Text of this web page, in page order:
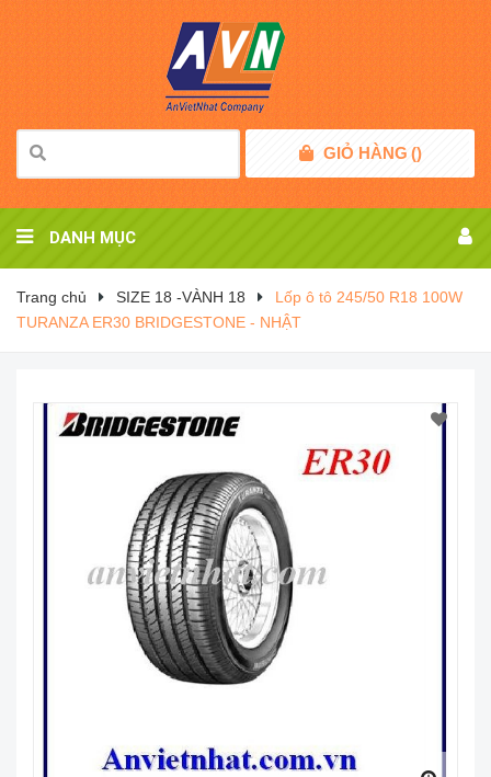
GIỎ HÀNG ()
DANH MỤC
Trang chủ SIZE 18 -VÀNH 18
Lốp ô tô 245/50 R18 100W
TURANZA ER30 BRIDGESTONE - NHẬT